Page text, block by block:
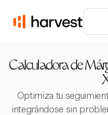
Calculadora de
Optimiza tu
integrándose sin